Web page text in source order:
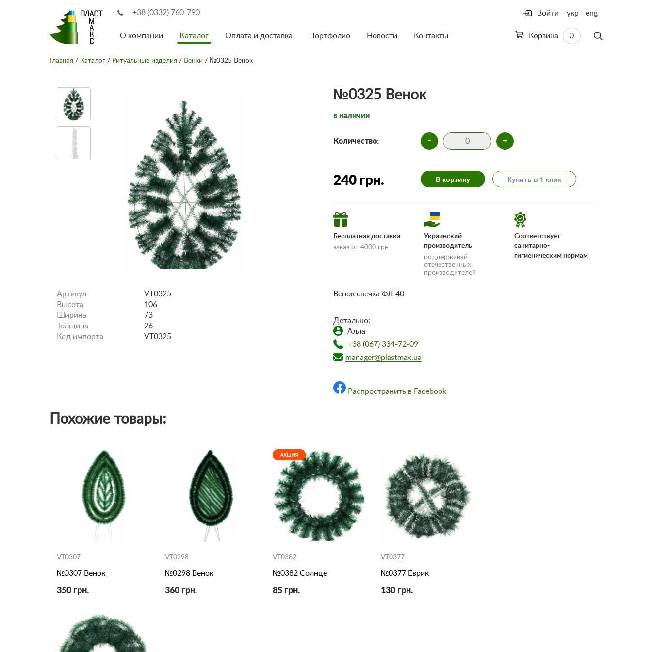
+38 (0332) 760-790 Войти
Корзина 0
О компании Каталог Оплата и доставка Портфолио Новости Контакты
укр eng
Главная / Каталог / Ритуальные изделия / Венки / №0325 Венок
№0325 Венок
в наличии
Количество: - +
240 грн. В корзину Купить в 1 клик
Бесплатная доставка
заказ от 4000 грн
доставки и оплаты»
Украинский
производитель
поддерживай
отечественных
производителей
Соответствует
санитарно-
гигиеническим нормам
Артикул
VT0325
Высота
106
Ширина
73
Толщина
26
Код импорта
VT0325
Венок свечка ФЛ 40
Детально:
Алла
+38 (067) 334-72-09
manager@plastmax.ua
Распространить в Facebook
Похожие товары:
VT0307
№0307 Венок
350 грн.
VT0298
№0298 Венок
360 грн.
АКЦИЯ
VT0382
№0382 Солнце
85 грн.
VT0377
№0377 Еврик
130 грн.